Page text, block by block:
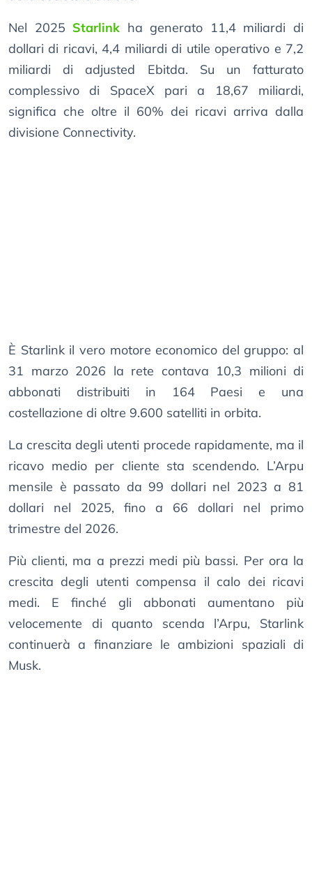
Nel 2025 Starlink ha generato 11,4 miliardi di
dollari di ricavi, 4,4 miliardi di utile operativo e 7,2
miliardi di adjusted Ebitda. Su un fatturato
complessivo di SpaceX pari a 18,67 miliardi,
significa che oltre il 60% dei ricavi arriva dalla
divisione Connectivity.
È Starlink il vero motore economico del gruppo: al
31 marzo 2026 la rete contava 10,3 milioni di
abbonati distribuiti in 164 Paesi e una
costellazione di oltre 9.600 satelliti in orbita.
La crescita degli utenti procede rapidamente, ma il
ricavo medio per cliente sta scendendo. L’Arpu
mensile è passato da 99 dollari nel 2023 a 81
dollari nel 2025, fino a 66 dollari nel primo
trimestre del 2026.
Più clienti, ma a prezzi medi più bassi. Per ora la
crescita degli utenti compensa il calo dei ricavi
medi. E finché gli abbonati aumentano più
velocemente di quanto scenda l’Arpu, Starlink
continuerà a finanziare le ambizioni spaziali di
Musk.